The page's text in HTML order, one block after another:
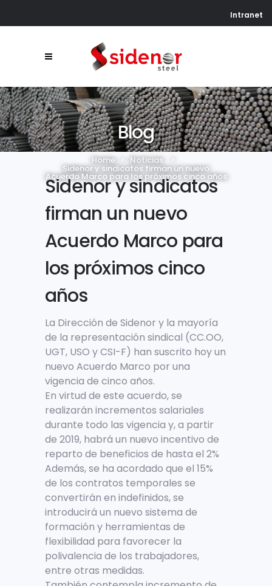
Intranet
Blog
Home Noticias
Sidenor y sindicatos firman un nuevo
Acuerdo Marco para los próximos cinco años
Sidenor y sindicatos
firman un nuevo
Acuerdo Marco para
los próximos cinco
años
La Dirección de Sidenor y la mayoría
de la representación sindical (CC.OO,
UGT, USO y CSI-F) han suscrito hoy un
nuevo Acuerdo Marco por una
vigencia de cinco años.
En virtud de este acuerdo, se
realizarán incrementos salariales
durante todo las vigencia y, a partir
de 2019, habrá un nuevo incentivo de
reparto de beneficios de hasta el 2%
Además, se ha acordado que el 15%
de los contratos temporales se
convertirán en indefinidos, se
introducirá un nuevo sistema de
formación y herramientas de
flexibilidad para favorecer la
polivalencia de los trabajadores,
entre otras medidas.